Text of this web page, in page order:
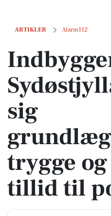
ARTIKLER Alarm112
Indbyggerne i Sydøstjylland
sig
trygge
tillid til